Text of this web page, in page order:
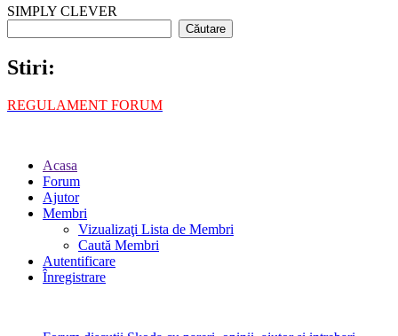
SIMPLY CLEVER
Stiri:
REGULAMENT FORUM
Acasa
Forum
Ajutor
Membri
Vizualizaţi Lista de Membri
Caută Membri
Autentificare
Înregistrare